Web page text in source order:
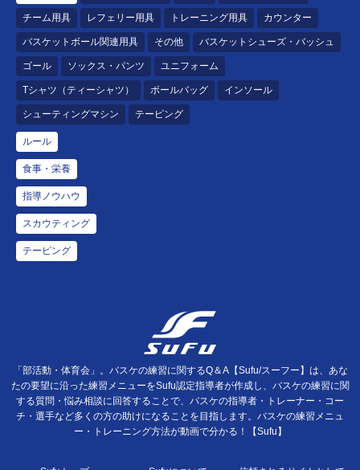
チーム用具 レフェリー用具 トレーニング用具 カウンター
バスケットボール関連用具 その他 バスケットシューズ・バッシュ
ゴール ソックス・パンツ ユニフォーム
Tシャツ（ティーシャツ） ボールバッグ インソール
シューティングマシン テーピング
ルール
食事・栄養
指導ノウハウ
スカウティング
テーピング
「部活動・体育会」。バスケの練習に関するQ＆A【Sufu/スーフー】は、あな
たの要望に沿った練習メニューをSufu認定指導者が作成し、バスケの練習に関
する質問・悩み相談に回答することで、バスケの指導者・トレーナー・コー
チ・選手など多くの方の助けになることを目指します。バスケの練習メニュ
ー・トレーニング方法が動画で分かる！【Sufu】